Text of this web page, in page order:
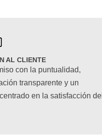
AL CLIENTE
con la puntualidad,
transparente y un
en la satisfacción del